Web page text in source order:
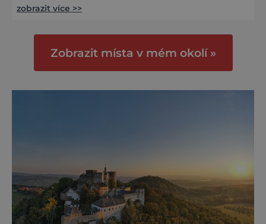
takový je monumentální Buchlov, který se
století. Hrad Buchlov byl už od svého
založení na počátku 13. století významný.
přirozeným správním centrem širokého
zobrazit více >>
Zobrazit místa v mém okolí »